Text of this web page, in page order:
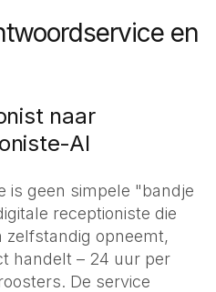
en
naar
AI
is geen simpele "bandje
receptioniste die
zelfstandig opneemt,
handelt – 24 uur per
De service